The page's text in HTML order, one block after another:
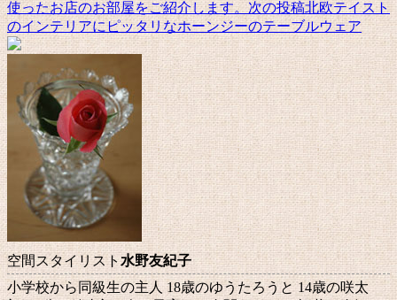
稿
ナ
ビ
ゲ
シ
ョ
ン
使ったお店のお部屋をご紹介します。次の投稿北欧テイスト
のインテリアにピッタリなホーンジーのテーブルウェア
空間スタイリスト水野友紀子
小学校から同級生の主人 18歳のゆうたろうと 14歳の咲太